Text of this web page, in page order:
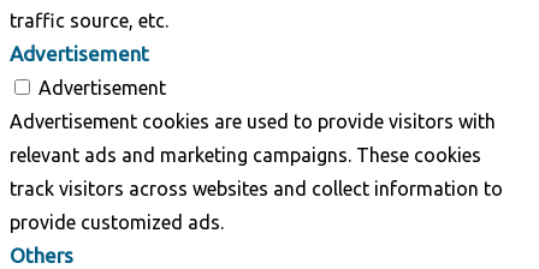
traffic source, etc.
Advertisement
Advertisement
Advertisement cookies are used to provide visitors with
relevant ads and marketing campaigns. These cookies
track visitors across websites and collect information to
provide customized ads.
Others